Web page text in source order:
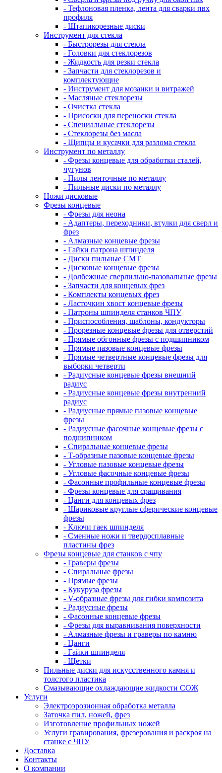
- Тефлоновая пленка, лента для сварки пвх
профиля
- Штапикорезные диски
Инструмент для стекла
- Быстрорезы для стекла
- Головки для стеклорезов
- Жидкость для резки стекла
- Запчасти для стеклорезов и
комплектующие
- Инструмент для мозаики и витражей
- Масляные стеклорезы
- Очистка стекла
- Присоски для переноски стекла
- Специальные стеклорезы
- Стеклорезы без масла
- Щипцы и кусачки для разлома стекла
Инструмент по металлу
- Фрезы концевые для обработки сталей,
чугунов
- Пилы ленточные по металлу
- Пильные диски по металлу
Ножи дисковые
Фрезы концевые
- Фрезы для неона
- Адаптеры, переходники, втулки для сверл и
фрез
- Алмазные концевые фрезы
- Гайки патрона шпинделя
- Диски пильные CMT
- Дисковые концевые фрезы
- Долбежные сверлильно-пазовальные фрезы
- Запчасти для концевых фрез
- Комплекты концевых фрез
- Ласточкин хвост концевые фрезы
- Патроны шпинделя станков ЧПУ
- Приспособления, шаблоны, кондукторы
- Прорезные концевые фрезы для отверстий
- Прямые обгонные фрезы с подшипником
- Прямые пазовые концевые фрезы
- Прямые четвертные концевые фрезы для
выборки четверти
- Радиусные концевые фрезы внешний
радиус
- Радиусные концевые фрезы внутренний
радиус
- Радиусные прямые пазовые концевые
фрезы
- Радиусные фасочные концевые фрезы с
подшипником
- Спиральные концевые фрезы
- Т-образные пазовые концевые фрезы
- Угловые пазовые концевые фрезы
- Угловые фасочные концевые фрезы
- Фасонные профильные концевые фрезы
- Фрезы концевые для сращивания
- Цанги для концевых фрез
- Шариковые круглые сферические концевые
фрезы
- Ключи гаек шпинделя
- Сменные ножи и твердосплавные
пластины фрез
Фрезы концевые для станков с чпу
- Граверы фрезы
- Спиральные фрезы
- Прямые фрезы
- Кукуруза фрезы
- V-образные фрезы для гибки композита
- Радиусные фрезы
- Фасонные концевые фрезы
- Фрезы для выравнивания поверхности
- Алмазные фрезы и граверы по камню
- Цанги
- Гайки шпинделя
- Щетки
Пильные диски для искусственного камня и
толстого пластика
Смазывающие охлаждающие жидкости СОЖ
Услуги
Электроэрозионная обработка металла
Заточка пил, ножей, фрез
Изготовление профильных ножей
Услуги гравирования, фрезерования и раскроя на
станке с ЧПУ
Доставка
Контакты
О компании